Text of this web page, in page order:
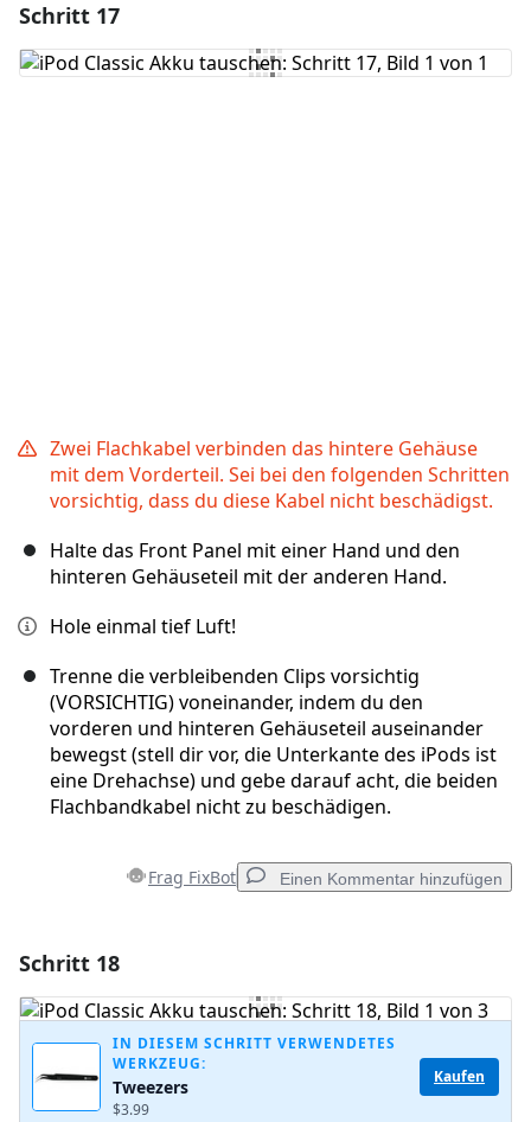
Kommentar hinzufügen
Schritt 17
Zwei Flachkabel verbinden das hintere Gehäuse
mit dem Vorderteil. Sei bei den folgenden Schritten
vorsichtig, dass du diese Kabel nicht beschädigst.
Halte das Front Panel mit einer Hand und den
hinteren Gehäuseteil mit der anderen Hand.
Hole einmal tief Luft!
Trenne die verbleibenden Clips vorsichtig
(VORSICHTIG) voneinander, indem du den
vorderen und hinteren Gehäuseteil auseinander
bewegst (stell dir vor, die Unterkante des iPods ist
eine Drehachse) und gebe darauf acht, die beiden
Flachbandkabel nicht zu beschädigen.
Frag FixBot Einen Kommentar hinzufügen
Kommentar hinzufügen
Schritt 18
IN DIESEM SCHRITT VERWENDETES
WERKZEUG:
Tweezers
$3.99
Kaufen